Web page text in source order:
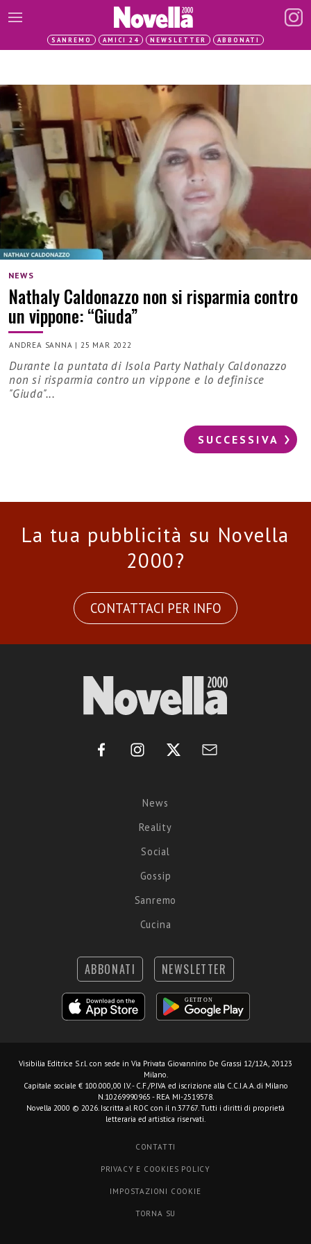
SANREMO AMICI 24 NEWSLETTER ABBONATI
NEWS
Nathaly Caldonazzo non si risparmia contro
un vippone: “Giuda”
ANDREA SANNA |25 MAR 2022
Durante la puntata di Isola Party Nathaly Caldonazzo
non si risparmia contro un vippone e lo definisce
"Giuda"...
SUCCESSIVA
La tua pubblicità su Novella
2000?
CONTATTACI PER INFO
News
Reality
Social
Gossip
Sanremo
Cucina
ABBONATI NEWSLETTER
Visibilia Editrice S.r.l. con sede in Via Privata Giovannino De Grassi 12/12A, 20123
Milano.
Capitale sociale € 100.000,00 I.V. - C.F./P.IVA ed iscrizione alla C.C.I.A.A. di Milano
N.10269990965 - REA MI-2519578.
Novella 2000 © 2026. Iscritta al ROC con il n.37767. Tutti i diritti di proprietà
letteraria ed artistica riservati.
CONTATTI
PRIVACY E COOKIES POLICY
IMPOSTAZIONI COOKIE
TORNA SU